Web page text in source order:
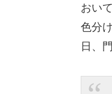
おい
色分
日、